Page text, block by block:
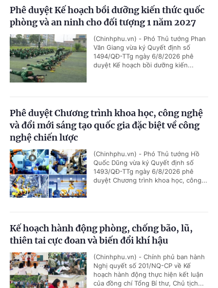
Phê duyệt Kế hoạch bồi dưỡng kiến thức quốc
phòng và an ninh cho đối tượng 1 năm 2027
(Chinhphu.vn) - Phó Thủ tướng Phan
Văn Giang vừa ký Quyết định số
1494/QĐ-TTg ngày 6/8/2026 phê
duyệt Kế hoạch bồi dưỡng kiến...
Phê duyệt Chương trình khoa học, công nghệ
và đổi mới sáng tạo quốc gia đặc biệt về công
nghệ chiến lược
(Chinhphu.vn) - Phó Thủ tướng Hồ
Quốc Dũng vừa ký Quyết định số
1493/QĐ-TTg ngày 6/8/2026 phê
duyệt Chương trình khoa học, công...
Kế hoạch hành động phòng, chống bão, lũ,
thiên tai cực đoan và biến đổi khí hậu
(Chinhphu.vn) - Chính phủ ban hành
Nghị quyết số 201/NQ-CP về Kế
hoạch hành động thực hiện kết luận
của đồng chí Tổng Bí thư, Chủ tịch...